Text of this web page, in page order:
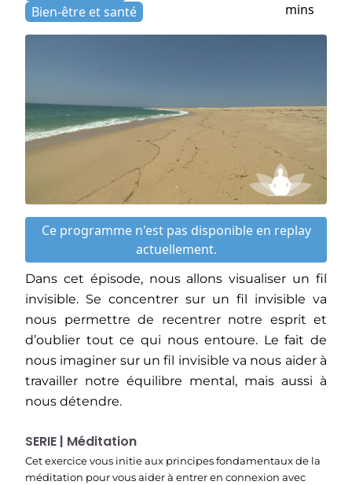
Bien-être et santé
mins
Ce programme n'est pas disponible en replay
actuellement.
Dans cet épisode, nous allons visualiser un fil
invisible. Se concentrer sur un fil invisible va
nous permettre de recentrer notre esprit et
d’oublier tout ce qui nous entoure. Le fait de
nous imaginer sur un fil invisible va nous aider à
travailler notre équilibre mental, mais aussi à
nous détendre.
SERIE | Méditation
Cet exercice vous initie aux principes fondamentaux de la
méditation pour vous aider à entrer en connexion avec